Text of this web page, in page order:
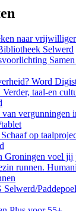
naar
Selwerd
Word
taal-en
vergunningen
op
Groningen voel jij
runnen.
Selwerd/